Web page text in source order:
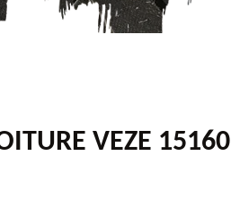
VEZE 15160